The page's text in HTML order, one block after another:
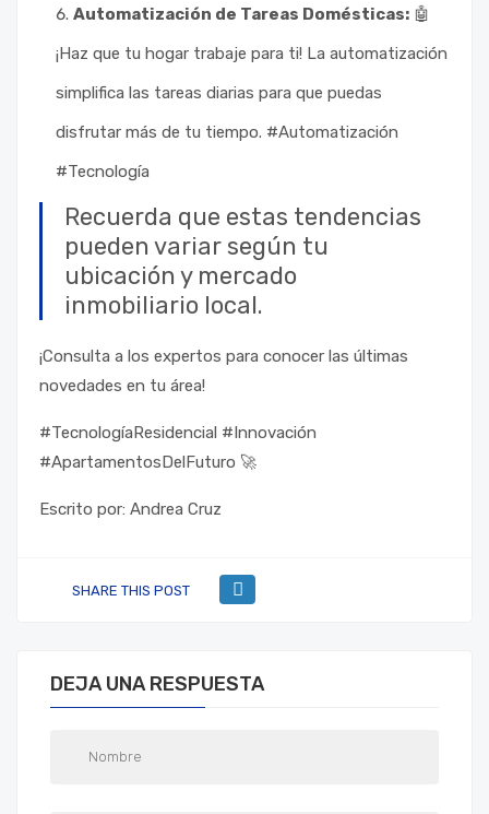
Automatización de Tareas Domésticas: 🤖
¡Haz que tu hogar trabaje para ti! La automatización
simplifica las tareas diarias para que puedas
disfrutar más de tu tiempo. #Automatización
#Tecnología
Recuerda que estas tendencias
pueden variar según tu
ubicación y mercado
inmobiliario local.
¡Consulta a los expertos para conocer las últimas
novedades en tu área!
#TecnologíaResidencial #Innovación
#ApartamentosDelFuturo 🚀
Escrito por: Andrea Cruz
SHARE THIS POST
DEJA UNA RESPUESTA